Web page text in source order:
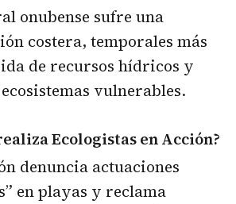
onubense sufre una
costera, temporales más
de recursos hídricos y
vulnerables.
Ecologistas en Acción?
denuncia actuaciones
en playas y reclama